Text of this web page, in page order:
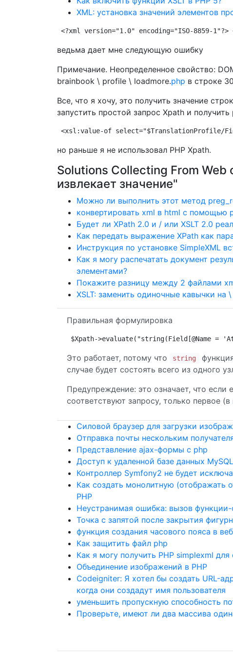
XML: установка значений элементов
<?xml version="1.0" encoding="ISO-8859-
ведьма дает мне следующую ошибку
Примечание. Неопределенное свойство:
brainbook \ profile \ loadmore.php в строке 30
Все, что я хочу, это получить значение
запустить простой запрос Xpath и получить
<xsl:value-of select="$TranslationProfile/
но раньше я не использовал PHP Xpath.
Solutions Collecting From Web
извлекает значение"
Можно ли выполнить этот метод
конвертировать xml в html с помощью
Будет ли XPath 2.0 и / или XSLT 2.0
Как передать выражение XPath как
Инструкция по установке SimpleXML
Как я могу распечатать документ
элементами?
Покажите разницу между 2 файлами
XSLT: заменить одиночные кавычки на \
Правильная формулировка
$Xpath->evaluate("string(Field[@Name =
Это работает, потому что string
случае будет состоять всего из одного
Предупреждение: это означает, что если
соответствуют запросу, только первое
Силовой браузер для загрузки
Отправка почты нескольким
Представление ajax-формы с php
Доступ к удаленной базе данных
Контроллер Symfony2 не будет
Как создать монолитную (отображать
PHP
Неустранимая ошибка: вызов
Точка с запятой после закрытия
функция создания часового пояса в
Как защитить файл php
Как я могу получить PHP simplexml
Объединение изображений в PHP
Codeigniter: Я хотел бы создать URL-
когда они создадут имя пользователя
уменьшить пропускную способность
Проверьте, имеют ли два массива